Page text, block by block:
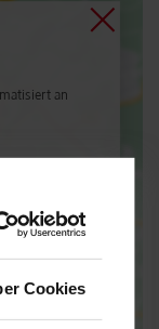
Cookies
an